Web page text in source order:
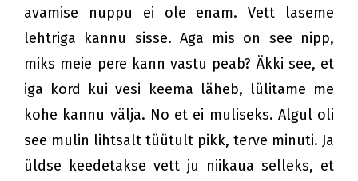
avamise nuppu ei ole enam. Vett laseme
lehtriga kannu sisse. Aga mis on see nipp,
miks meie pere kann vastu peab? Äkki see, et
iga kord kui vesi keema läheb, lülitame me
kohe kannu välja. No et ei muliseks. Algul oli
see mulin lihtsalt tüütult pikk, terve minuti. Ja
üldse keedetakse vett ju niikaua selleks, et